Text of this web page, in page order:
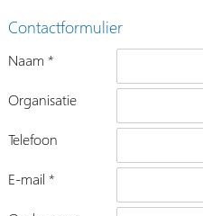
Contactformulier
Naam *
Organisatie
Telefoon
E-mail *